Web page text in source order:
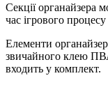
Секції органайзера
час ігрового процесу
Елементи
звичайного клею
входить у комплект.